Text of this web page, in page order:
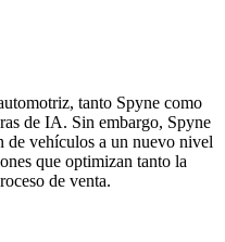
tanto Spyne como
de IA. Sin embargo, Spyne
de vehículos a un nuevo nivel
que optimizan tanto la
de venta.